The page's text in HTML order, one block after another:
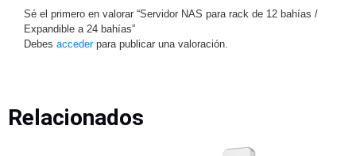
Sé el primero en valorar “Servidor NAS para rack de 12 bahías /
Expandible a 24 bahías”
Debes accederpara publicar una valoración.
Relacionados